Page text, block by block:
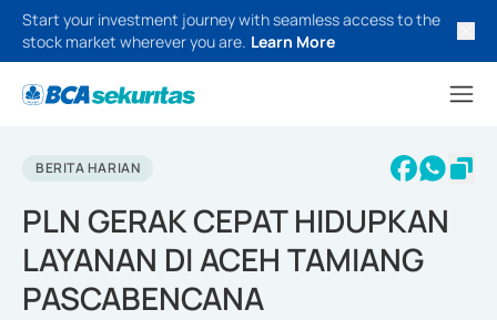
Start your investment journey with seamless access to the
stock market wherever you are. Learn More
BERITA HARIAN
PLN GERAK CEPAT HIDUPKAN
LAYANAN DI ACEH TAMIANG
PASCABENCANA